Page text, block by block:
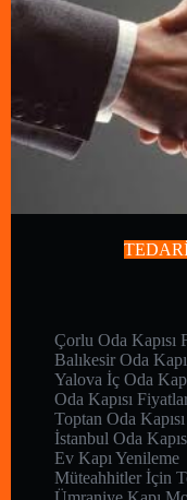
Çorlu Oda Kapısı
Balıkesir Oda
Yalova İç Oda
Oda Kapısı
Toptan Oda
İstanbul Oda
Ev Kapı Yenileme
Müteahhitler İçin